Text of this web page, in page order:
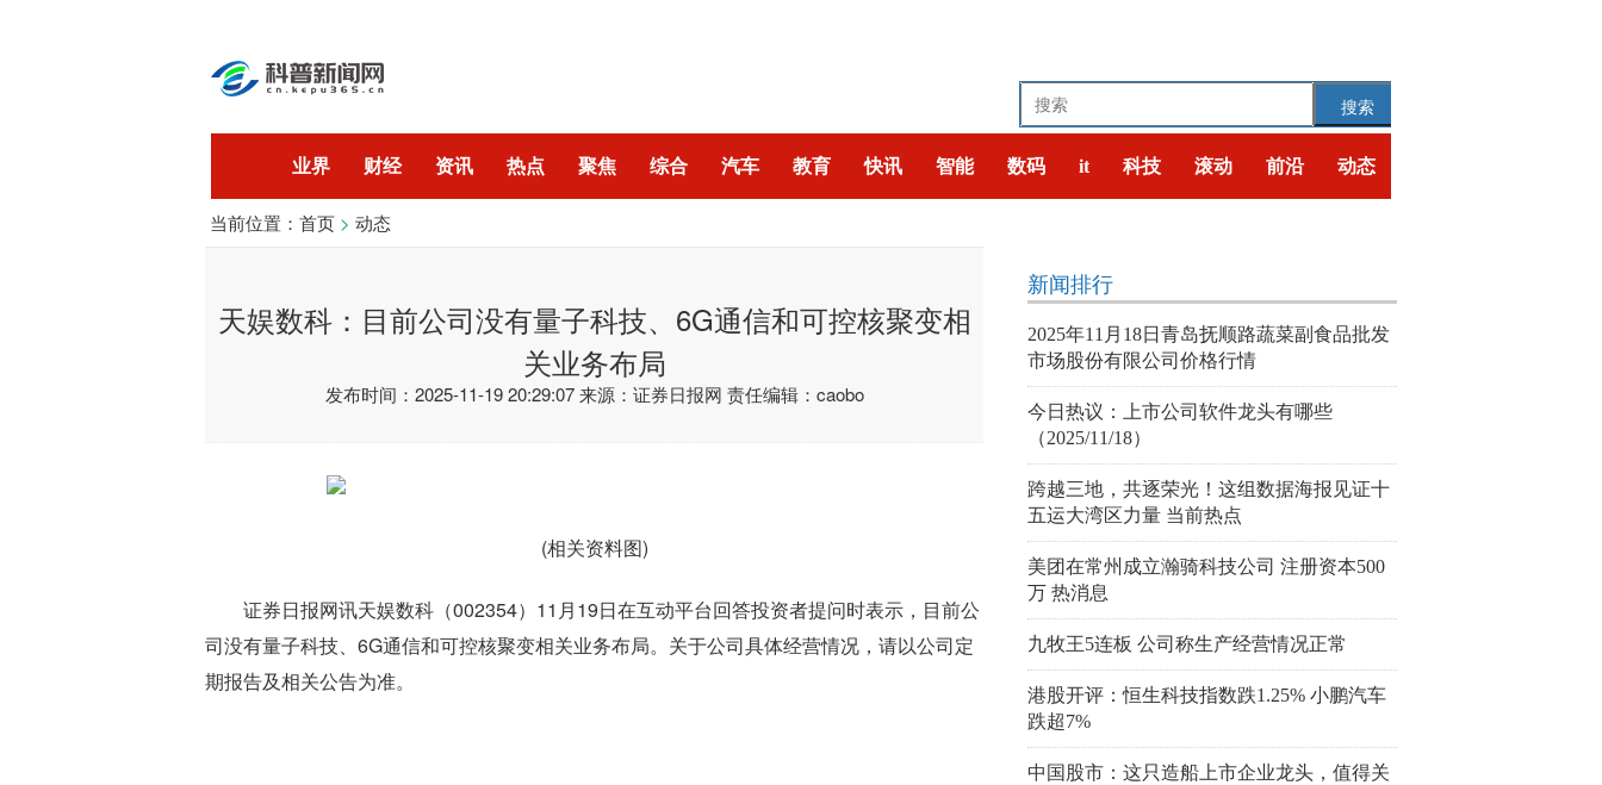
搜索
业界 财经 资讯 热点 聚焦 综合 汽车 教育 快讯 智能 数码 it 科技 滚动 前沿 动态
开发 技术
当前位置： 首页 > 动态
天娱数科：目前公司没有量子科技、6G通信和可控核聚变相
关业务布局
发布时间：2025-11-19 20:29:07 来源：证券日报网 责任编辑：caobo
(相关资料图)
证券日报网讯天娱数科（002354）11月19日在互动平台回答投资者提问时表示，目前公
司没有量子科技、6G通信和可控核聚变相关业务布局。关于公司具体经营情况，请以公司定
期报告及相关公告为准。
新闻排行
2025年11月18日青岛抚顺路蔬菜副食品批发
市场股份有限公司价格行情
今日热议：上市公司软件龙头有哪些
（2025/11/18）
跨越三地，共逐荣光！这组数据海报见证十
五运大湾区力量 当前热点
美团在常州成立瀚骑科技公司 注册资本500
万 热消息
九牧王5连板 公司称生产经营情况正常
港股开评：恒生科技指数跌1.25% 小鹏汽车
跌超7%
中国股市：这只造船上市企业龙头，值得关